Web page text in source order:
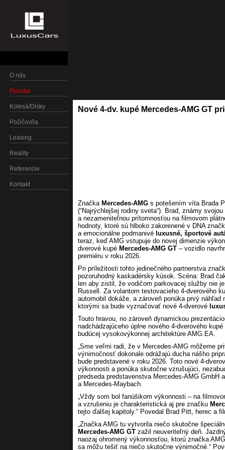
O nás
Ponuka
Kolesá/Disky
Požičovňa
Leasing
Reality
Referencie
Kontakt
Nové 4-dv. kupé Mercedes-AMG GT
Značka Mercedes-AMG s potešením víta Brada
(“Najrýchlejšej rodiny sveta“). Brad, známy
a nezameniteľnou prítomnosťou na filmovom
hodnoty, ktoré sú hlboko zakorenené v DNA
a emocionálne podmanivé luxusné, športové
teraz, keď AMG vstupuje do novej dimenzie
dverové kupé Mercedes-AMG GT – vozidlo
premiéru v roku 2026.
Pri príležitosti tohto jedinečného partnerstva
pozoruhodný kaskadérsky kúsok. Scéna: Brad
len aby zistil, že vodičom parkovacej služby nie
Russell. Za volantom testovacieho 4-dverového
automobil dokáže, a zároveň ponúka prvý
ktorými sa bude vyznačovať nové 4-dverové
Touto hravou, no zároveň dynamickou
nadchádzajúceho úplne nového 4-dverového kupé
budúcej vysokovýkonnej architektúre AMG.EA.
„Sme veľmi radi, že v Mercedes-AMG môžeme
výnimočnosť dokonale odrážajú ducha nášho
bude predstavené v roku 2026. Toto nové 4-
výkonnosti a ponúka skutočne vzrušujúci,
predseda predstavenstva Mercedes-AMG GmbH
a Mercedes-Maybach.
„Vždy som bol fanúšikom výkonnosti – na
a vzrušeniu je charakteristická aj pre značku
tejto ďalšej kapitoly.“ Povedal Brad Pitt, herec a
„Značka AMG tu vytvorila niečo skutočne
Mercedes-AMG GT zažil neuveriteľný deň.
naozaj ohromený výkonnosťou, ktorú značka
sa môžu tešiť na niečo skutočne výnimočné.“